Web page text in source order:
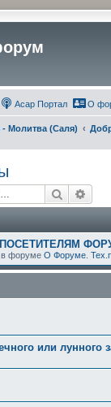
Асар Портал О
- Молитва (Саля)
Поиск
в форуме О Форуме.
или лунного